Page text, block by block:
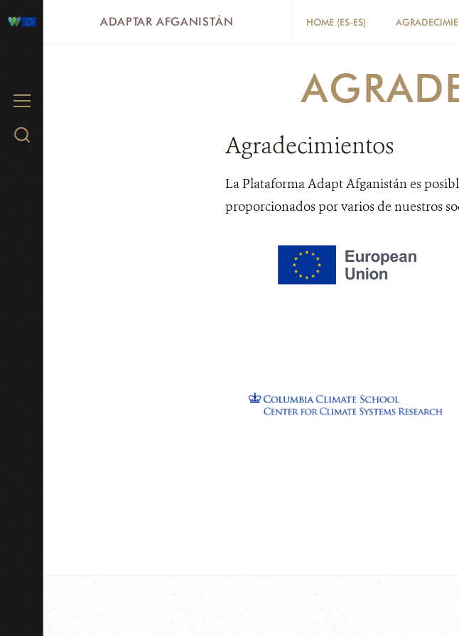
MENU
Search
ADAPTAR AFGANISTÁN HOME (ES-ES)
Agradecimientos
La Plataforma Adapt Afganistán es
proporcionados por varios de nuestros